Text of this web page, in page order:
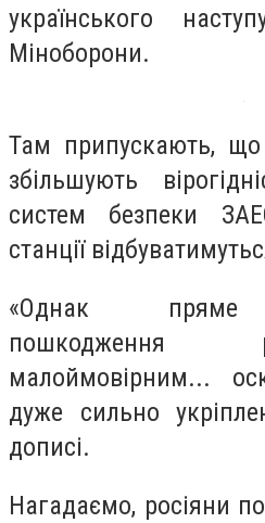
українського
Міноборони.
Там припускають, що
збільшують
систем безпеки
станції
«Однак пряме
пошкодження
малоймовірним...
дуже сильно
дописі.
Нагадаємо, росіяни